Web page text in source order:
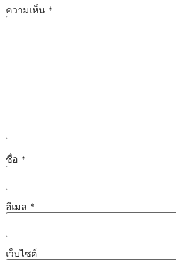
ความเห็น *
ชื่อ *
อีเมล *
เว็บไซต์